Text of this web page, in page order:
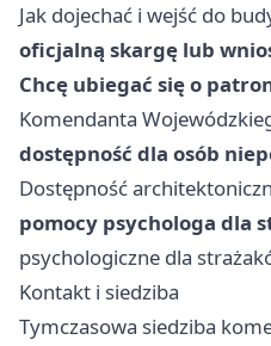
Jak dojechać i wejść do
oficjalną skargę lub
Chcę ubiegać się o
Komendanta
dostępność dla osób
Dostępność
pomocy psychologa dla
psychologiczne dla
Kontakt i siedziba
Tymczasowa siedziba